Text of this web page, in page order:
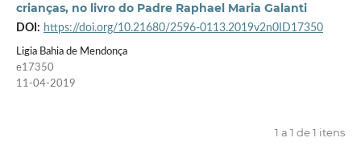
crianças, no livro do Padre Raphael Maria Galanti
DOI: https://doi.org/10.21680/2596-0113.2019v2n0ID17350
Ligia Bahia de Mendonça
e17350
11-04-2019
1 a 1 de 1 itens